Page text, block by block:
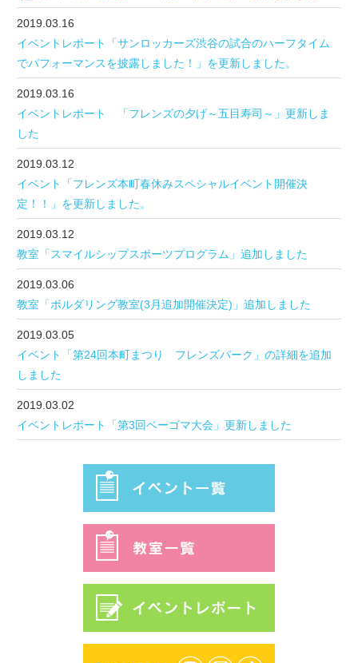
2019.03.16
イベントレポート「サンロッカーズ渋谷の試合のハーフタイム
でパフォーマンスを披露しました！」を更新しました。
2019.03.16
イベントレポート 「フレンズの夕げ～五目寿司～」更新しま
した
2019.03.12
イベント「フレンズ本町春休みスペシャルイベント開催決
定！！」を更新しました。
2019.03.12
教室「スマイルシップスポーツプログラム」追加しました
2019.03.06
教室「ボルダリング教室(3月追加開催決定)」追加しました
2019.03.05
イベント「第24回本町まつり フレンズパーク」の詳細を追加
しました
2019.03.02
イベントレポート「第3回ベーゴマ大会」更新しました